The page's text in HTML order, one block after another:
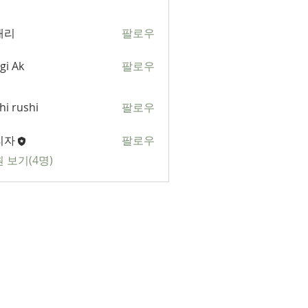
리 팔로우
Ak 팔로우
rushi 팔로우
자
팔로우
보기(4명)